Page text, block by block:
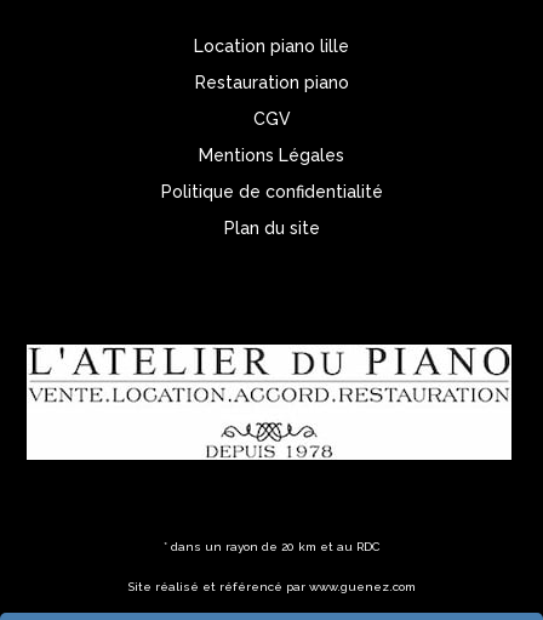
Location piano lille
Restauration piano
CGV
Mentions Légales
Politique de confidentialité
Plan du site
* dans un rayon de 20 km et au RDC
Site réalisé et référencé par www.guenez.com